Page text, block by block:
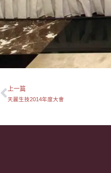
上一頁
上一篇
天麗生技2014年度大會